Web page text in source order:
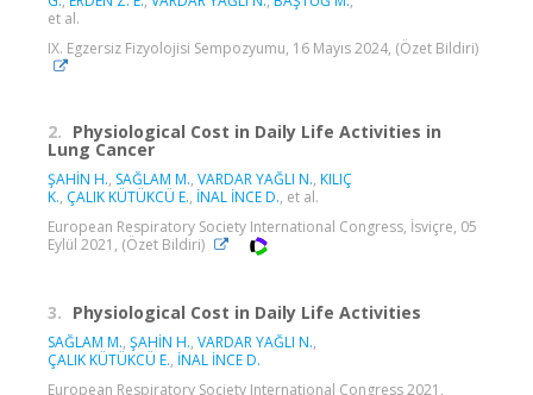
et al.
IX. Egzersiz Fizyolojisi Sempozyumu, 16 Mayıs 2024, (Özet Bildiri)
2. Physiological Cost in Daily Life Activities in
Lung Cancer
ŞAHİN H., SAĞLAM M., VARDAR YAĞLI N., KILIÇ
K., ÇALIK KÜTÜKCÜ E., İNAL İNCE D., et al.
European Respiratory Society International Congress, İsviçre, 05
Eylül 2021, (Özet Bildiri)
3. Physiological Cost in Daily Life Activities
SAĞLAM M., ŞAHİN H., VARDAR YAĞLI N.,
ÇALIK KÜTÜKCÜ E., İNAL İNCE D.
European Respiratory Society International Congress 2021,